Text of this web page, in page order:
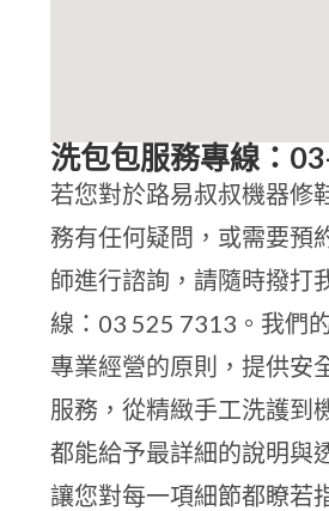
洗包包服務專線：
若您對於路易叔叔機器修
務有任何疑問，或需要預
師進行諮詢，請隨時撥打
線：03 525 7313。我們
專業經營的原則，提供安
服務，從精緻手工洗護到
都能給予最詳細的說明與
讓您對每一項細節都瞭若